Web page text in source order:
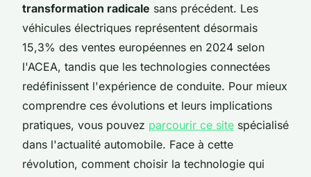
transformation radicale sans précédent. Les
véhicules électriques représentent désormais
15,3% des ventes européennes en 2024 selon
l'ACEA, tandis que les technologies connectées
redéfinissent l'expérience de conduite. Pour mieux
comprendre ces évolutions et leurs implications
pratiques, vous pouvez parcourir ce site spécialisé
dans l'actualité automobile. Face à cette
révolution, comment choisir la technologie qui